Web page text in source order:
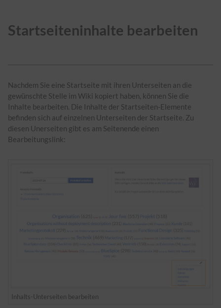
Startseiteninhalte bearbeiten
Nachdem Sie eine Startseite mit ihren Unterseiten an die
gewünschte Stelle im Wiki kopiert haben, können Sie die
Inhalte bearbeiten. Die Inhalte der Startseiten-Elemente
befinden sich auf einzelnen Unterseiten der Startseite. Zu
diesen Unerseiten gibt es am Seitenende einen
Bearbeitungslink:
Inhalts-Unterseiten bearbeiten